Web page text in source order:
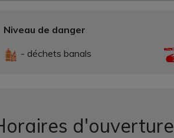
Niveau de danger
- déchets banals
d'ouverture